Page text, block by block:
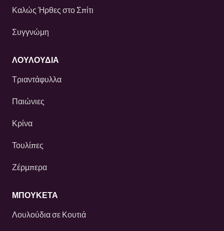
Καλώς Ήρθες στο Σπίτι
Συγγνώμη
ΛΟΥΛΟΎΔΙΑ
Τριαντάφυλλα
Παιώνιες
Κρίνα
Τουλίπες
Ζέρμπερα
ΜΠΟΥΚΕΤΑ
Λουλούδια σε Κουτιά